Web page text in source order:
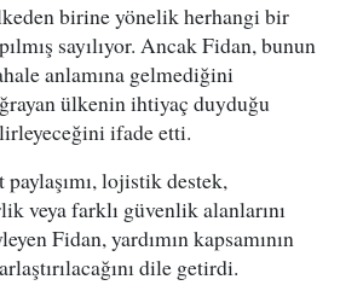
birine yönelik herhangi bir
sayılıyor. Ancak Fidan, bunun
anlamına gelmediğini
ülkenin ihtiyaç duyduğu
ifade etti.
lojistik destek,
veya farklı güvenlik alanlarını
Fidan, yardımın kapsamının
dile getirdi.